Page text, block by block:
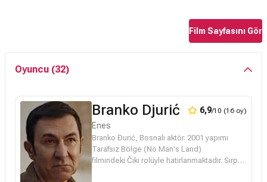
Film Sayfasını Gör
Oyuncu (32)
Branko Djurić 6,9/10 (16 oy)
Enes
Branko Đurić, Bosnalı aktör. 2001 yapımı
Tarafsız Bölge (No Man's Land)
filmindeki Čiki rolüyle hatırlanmaktadır. Sırp